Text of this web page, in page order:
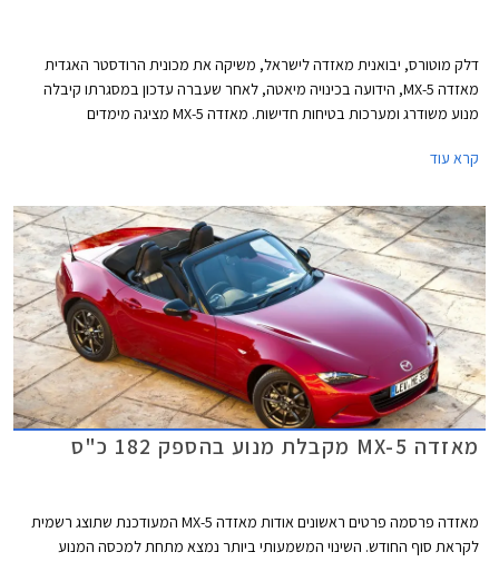
דלק מוטורס, יבואנית מאזדה לישראל, משיקה את מכונית הרודסטר האגדית
מאזדה MX-5, הידועה בכינויה מיאטה, לאחר שעברה עדכון במסגרתו קיבלה
מנוע משודרג ומערכות בטיחות חדישות. מאזדה MX-5 מציגה מימדים
הגלגלים באורך 2,310 מ"מ. תא המטען בנפח 130 ליטרים בלבד.
קרא עוד
מאזדה MX-5 מקבלת מנוע בהספק 182 כ"ס
מאזדה פרסמה פרטים ראשונים אודות מאזדה MX-5 המעודכנת שתוצג רשמית
לקראת סוף החודש. השינוי המשמעותי ביותר נמצא מתחת למכסה המנוע